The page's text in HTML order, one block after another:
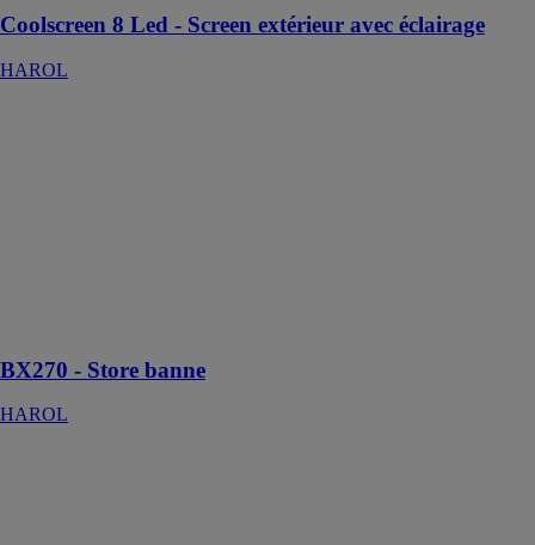
Coolscreen 8 Led - Screen extérieur avec éclairage
HAROL
BX270 - Store banne
HAROL